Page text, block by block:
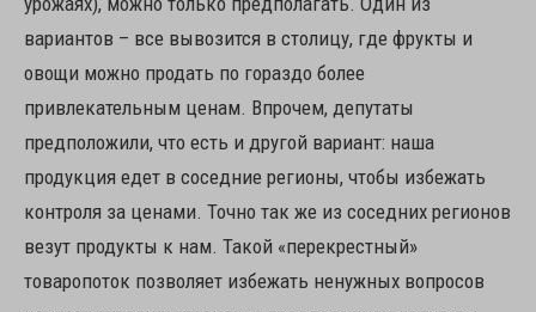
вариантов – все вывозится в столицу, где фрукты и
овощи можно продать по гораздо более
привлекательным ценам. Впрочем, депутаты
предположили, что есть и другой вариант: наша
продукция едет в соседние регионы, чтобы избежать
контроля за ценами. Точно так же из соседних регионов
везут продукты к нам. Такой «перекрестный»
товаропоток позволяет избежать ненужных вопросов